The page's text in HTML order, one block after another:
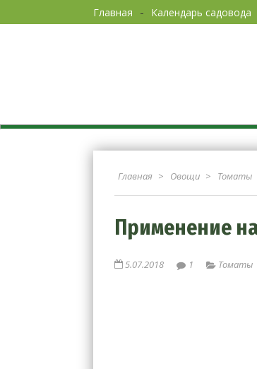
Главная Календарь садовода
Главная Овощи Томаты
Применение
5.07.2018 1 Томаты